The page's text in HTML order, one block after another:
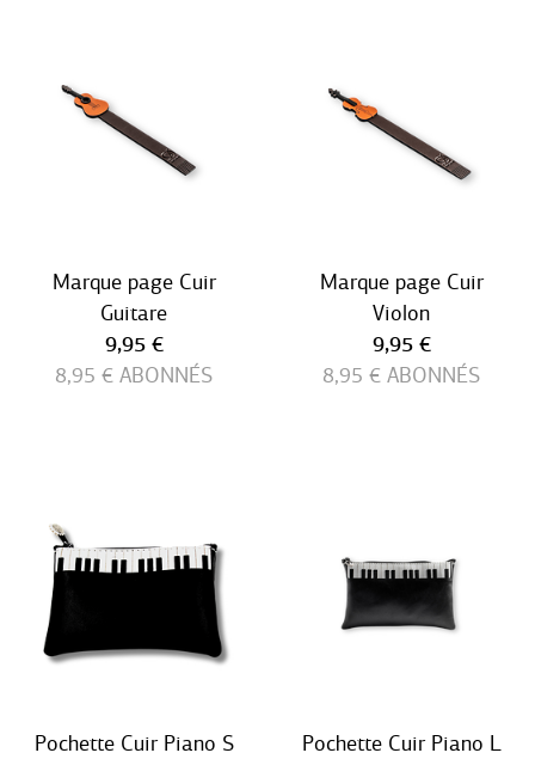
Marque page Cuir
Guitare
Prix ​​actuel
9,95 €
8,95 € ABONNÉS
Marque page Cuir
Violon
Prix ​​actuel
9,95 €
8,95 € ABONNÉS
Pochette Cuir Piano S
Pochette Cuir Piano L